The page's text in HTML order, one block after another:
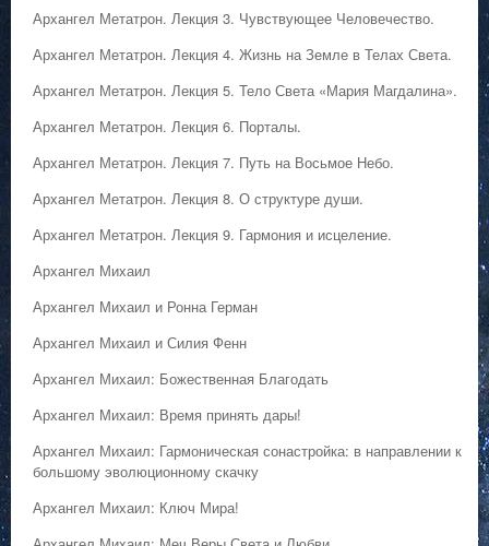
Архангел Метатрон. Лекция 3. Чувствующее Человечество.
Архангел Метатрон. Лекция 4. Жизнь на Земле в Телах Света.
Архангел Метатрон. Лекция 5. Тело Света «Мария Магдалина».
Архангел Метатрон. Лекция 6. Порталы.
Архангел Метатрон. Лекция 7. Путь на Восьмое Небо.
Архангел Метатрон. Лекция 8. О структуре души.
Архангел Метатрон. Лекция 9. Гармония и исцеление.
Архангел Михаил
Архангел Михаил и Ронна Герман
Архангел Михаил и Силия Фенн
Архангел Михаил: Божественная Благодать
Архангел Михаил: Время принять дары!
Архангел Михаил: Гармоническая сонастройка: в направлении к
большому эволюционному скачку
Архангел Михаил: Ключ Мира!